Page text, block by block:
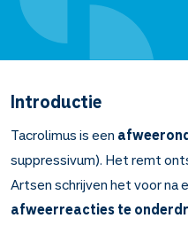
Introductie
Tacrolimus is een
suppressivum). Het remt
Artsen schrijven het voor na
afweerreacties te